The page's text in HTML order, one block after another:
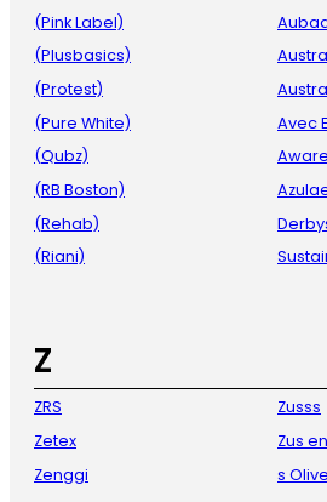
(Pink Label)
(Plusbasics)
(Protest)
(Pure White)
(Qubz)
(RB Boston)
(Rehab)
(Riani)
Avec
Aware
Z
ZRS
Zetex
Zenggi
Zusss
Zus
s